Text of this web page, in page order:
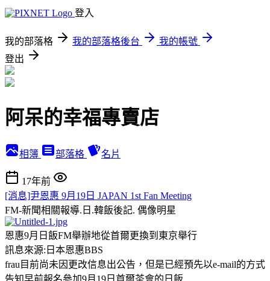
登入
我的部落格 我的部落格後台
我的帳號
登出
阿呆的幸福專賣店
相簿 部落格 名片
17年前
[消息]尹恩惠 9月19日 JAPAN 1st Fan Meeting
FM-新聞相關報導.日.韓飯後記. 偶像明星
恩惠9月日飯FM舉辦地從首爾更換到東京舉行
訊息來源:日本恩惠BBS
frau目前尚未因更改信息出公告，但是已經預先以e-mail的方式
告知早前報名參加9月19日首爾茶會的日飯